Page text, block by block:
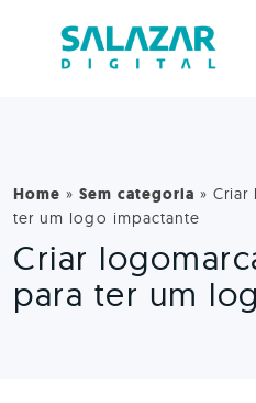
Home »Sem categoria »Criar
ter um logo impactante
Criar
para ter um